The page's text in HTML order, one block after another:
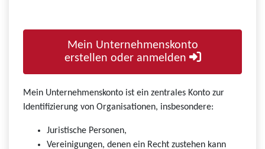
Mein Unternehmenskonto
erstellen oder anmelden
Mein Unternehmenskonto ist ein zentrales Konto zur
Identifizierung von Organisationen, insbesondere:
Juristische Personen,
Vereinigungen, denen ein Recht zustehen kann